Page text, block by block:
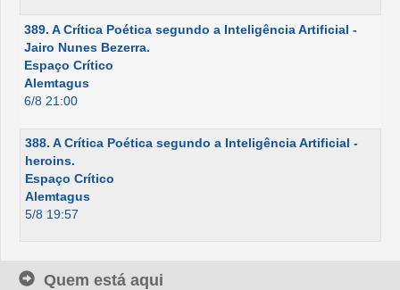
389. A Crítica Poética segundo a Inteligência Artificial -
Jairo Nunes Bezerra.
Espaço Crítico
Alemtagus
6/8 21:00
388. A Crítica Poética segundo a Inteligência Artificial -
heroins.
Espaço Crítico
Alemtagus
5/8 19:57
Quem está aqui